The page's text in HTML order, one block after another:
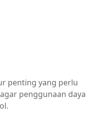
penting yang perlu
penggunaan daya